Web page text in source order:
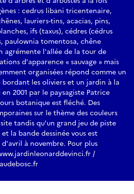
: cedrus libani tricentenaire,
lauriers-tins, acacias, pins,
ifs (taxus), cédres (cédrus
paulownia tomentosa, chêne
agrémente l'allée de la tour de
d'apparence « sauvage » mais
organisées répond comme un
les oliviers et un jardin à la
2001 par le paysagiste Patrice
botanique est fléché. Des
sur le thème des couleurs
tandis qu'un grand jeu de piste
la bande dessinée vous est
à novembre. Pour plus
/